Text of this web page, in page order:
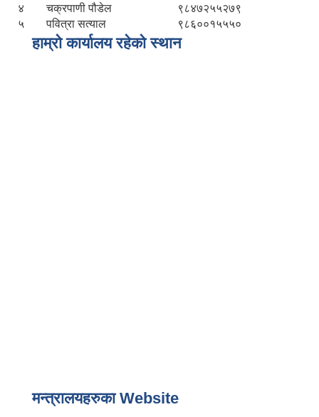
४
चक्रपाणी पौडेल
९८४७२५५२७९
५
पवित्रा सत्याल ९८६००१५५५०
हाम्रो कार्यालय रहेको स्थान
मन्त्रालयहरुका Website